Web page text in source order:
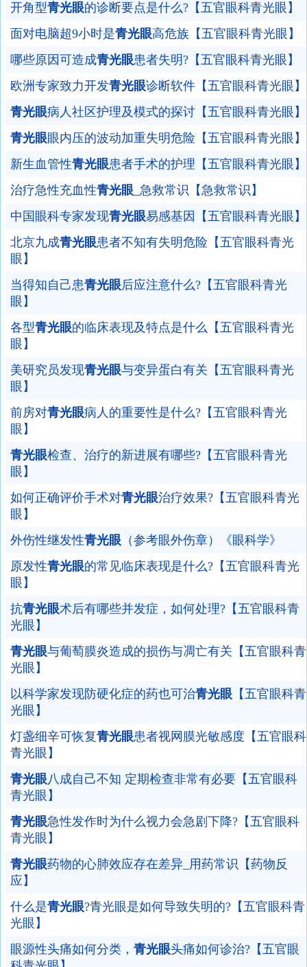
开角型青光眼的诊断要点是什么?【五官眼科青光眼】
面对电脑超9小时是青光眼高危族【五官眼科青光眼】
哪些原因可造成青光眼患者失明?【五官眼科青光眼】
欧洲专家致力开发青光眼诊断软件【五官眼科青光眼】
青光眼病人社区护理及模式的探讨【五官眼科青光眼】
青光眼眼内压的波动加重失明危险【五官眼科青光眼】
新生血管性青光眼患者手术的护理【五官眼科青光眼】
治疗急性充血性青光眼 _急救常识【急救常识】
中国眼科专家发现青光眼易感基因【五官眼科青光眼】
北京九成青光眼患者不知有失明危险【五官眼科青光
眼】
当得知自己患青光眼后应注意什么?【五官眼科青光
眼】
各型青光眼的临床表现及特点是什么【五官眼科青光
眼】
美研究员发现青光眼与变异蛋白有关【五官眼科青光
眼】
前房对青光眼病人的重要性是什么?【五官眼科青光
眼】
青光眼检查、治疗的新进展有哪些?【五官眼科青光
眼】
如何正确评价手术对青光眼治疗效果?【五官眼科青光
眼】
外伤性继发性青光眼 （参考眼外伤章）《眼科学》
原发性青光眼的常见临床表现是什么?【五官眼科青光
眼】
抗青光眼术后有哪些并发症，如何处理?【五官眼科青
光眼】
青光眼与葡萄膜炎造成的损伤与凋亡有关【五官眼科青
光眼】
以科学家发现防硬化症的药也可治青光眼 【五官眼科青
光眼】
灯盏细辛可恢复青光眼患者视网膜光敏感度【五官眼科
青光眼】
青光眼八成自己不知 定期检查非常有必要【五官眼科
青光眼】
青光眼急性发作时为什么视力会急剧下降?【五官眼科
青光眼】
青光眼药物的心肺效应存在差异_用药常识【药物反
应】
什么是青光眼?青光眼是如何导致失明的?【五官眼科青
光眼】
眼源性头痛如何分类， 青光眼头痛如何诊治?【五官眼